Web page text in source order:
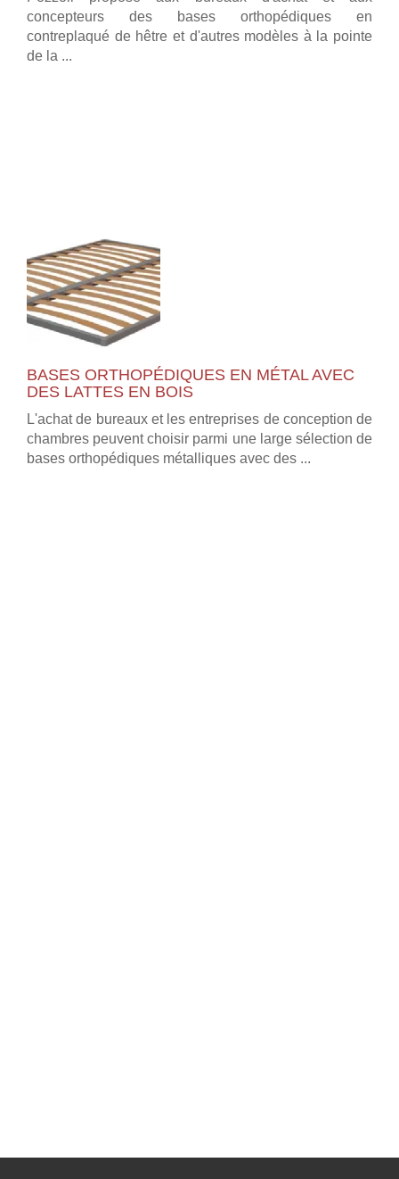
concepteurs des bases orthopédiques en
contreplaqué de hêtre et d'autres modèles à la pointe
de la ...
BASES ORTHOPÉDIQUES EN MÉTAL AVEC
DES LATTES EN BOIS
L'achat de bureaux et les entreprises de conception de
chambres peuvent choisir parmi une large sélection de
bases orthopédiques métalliques avec des ...